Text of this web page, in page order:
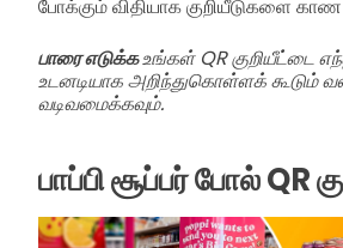
போக்கும் விதியாக குறியீடுகளை காண
பாரை எடுக்கஉங்கள் QR குறியீட்டை
உடனடியாக அறிந்துகொள்ளக் கூடும்
வடிவமைக்கவும்.
பாப்பி சூப்பர் போல் QR